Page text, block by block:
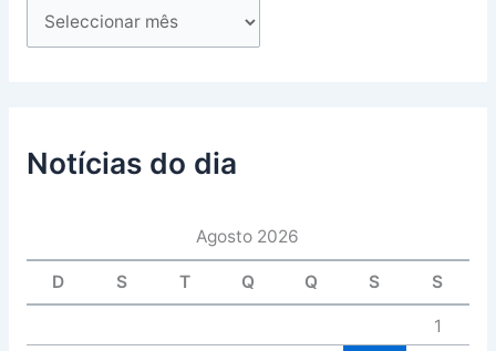
Notícias do dia
Agosto 2026
D S T Q Q S S
1